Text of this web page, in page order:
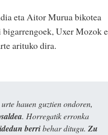
eta Aitor Murua bikotea
Uxer Mozok
arituko dira.
hauen guztien ondoren,
. Horregatik erronka
berribehar ditugu. Zu